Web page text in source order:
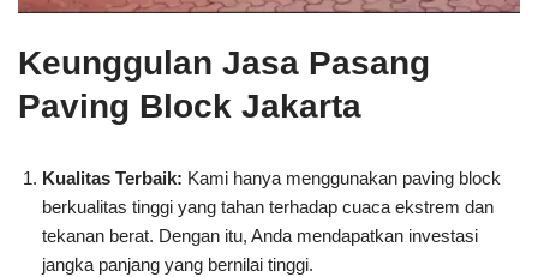
Keunggulan Jasa Pasang
Paving Block Jakarta
Kualitas Terbaik: Kami hanya menggunakan paving block
berkualitas tinggi yang tahan terhadap cuaca ekstrem dan
tekanan berat. Dengan itu, Anda mendapatkan investasi
jangka panjang yang bernilai tinggi.